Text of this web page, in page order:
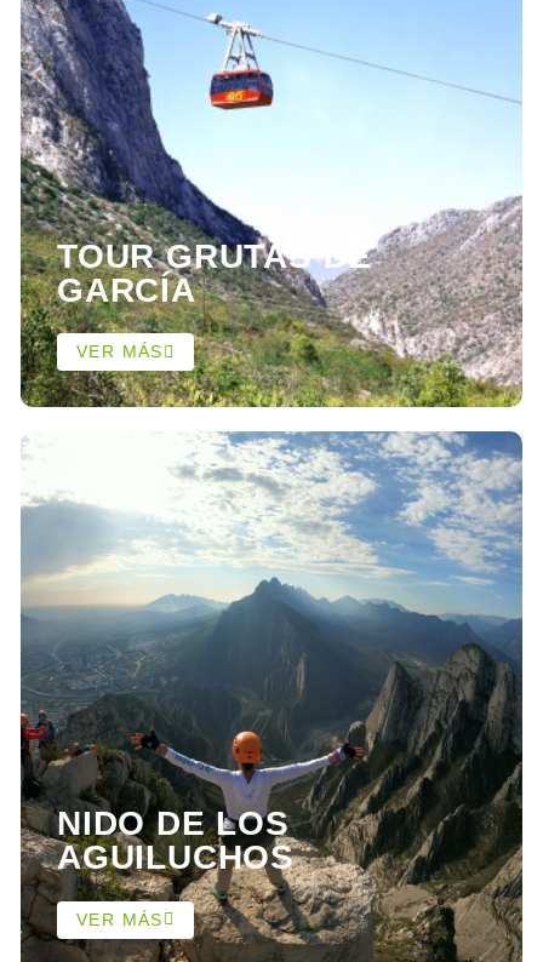
TOUR GRUTAS DE
GARCÍA
VER MÁS
NIDO DE LOS
AGUILUCHOS
VER MÁS